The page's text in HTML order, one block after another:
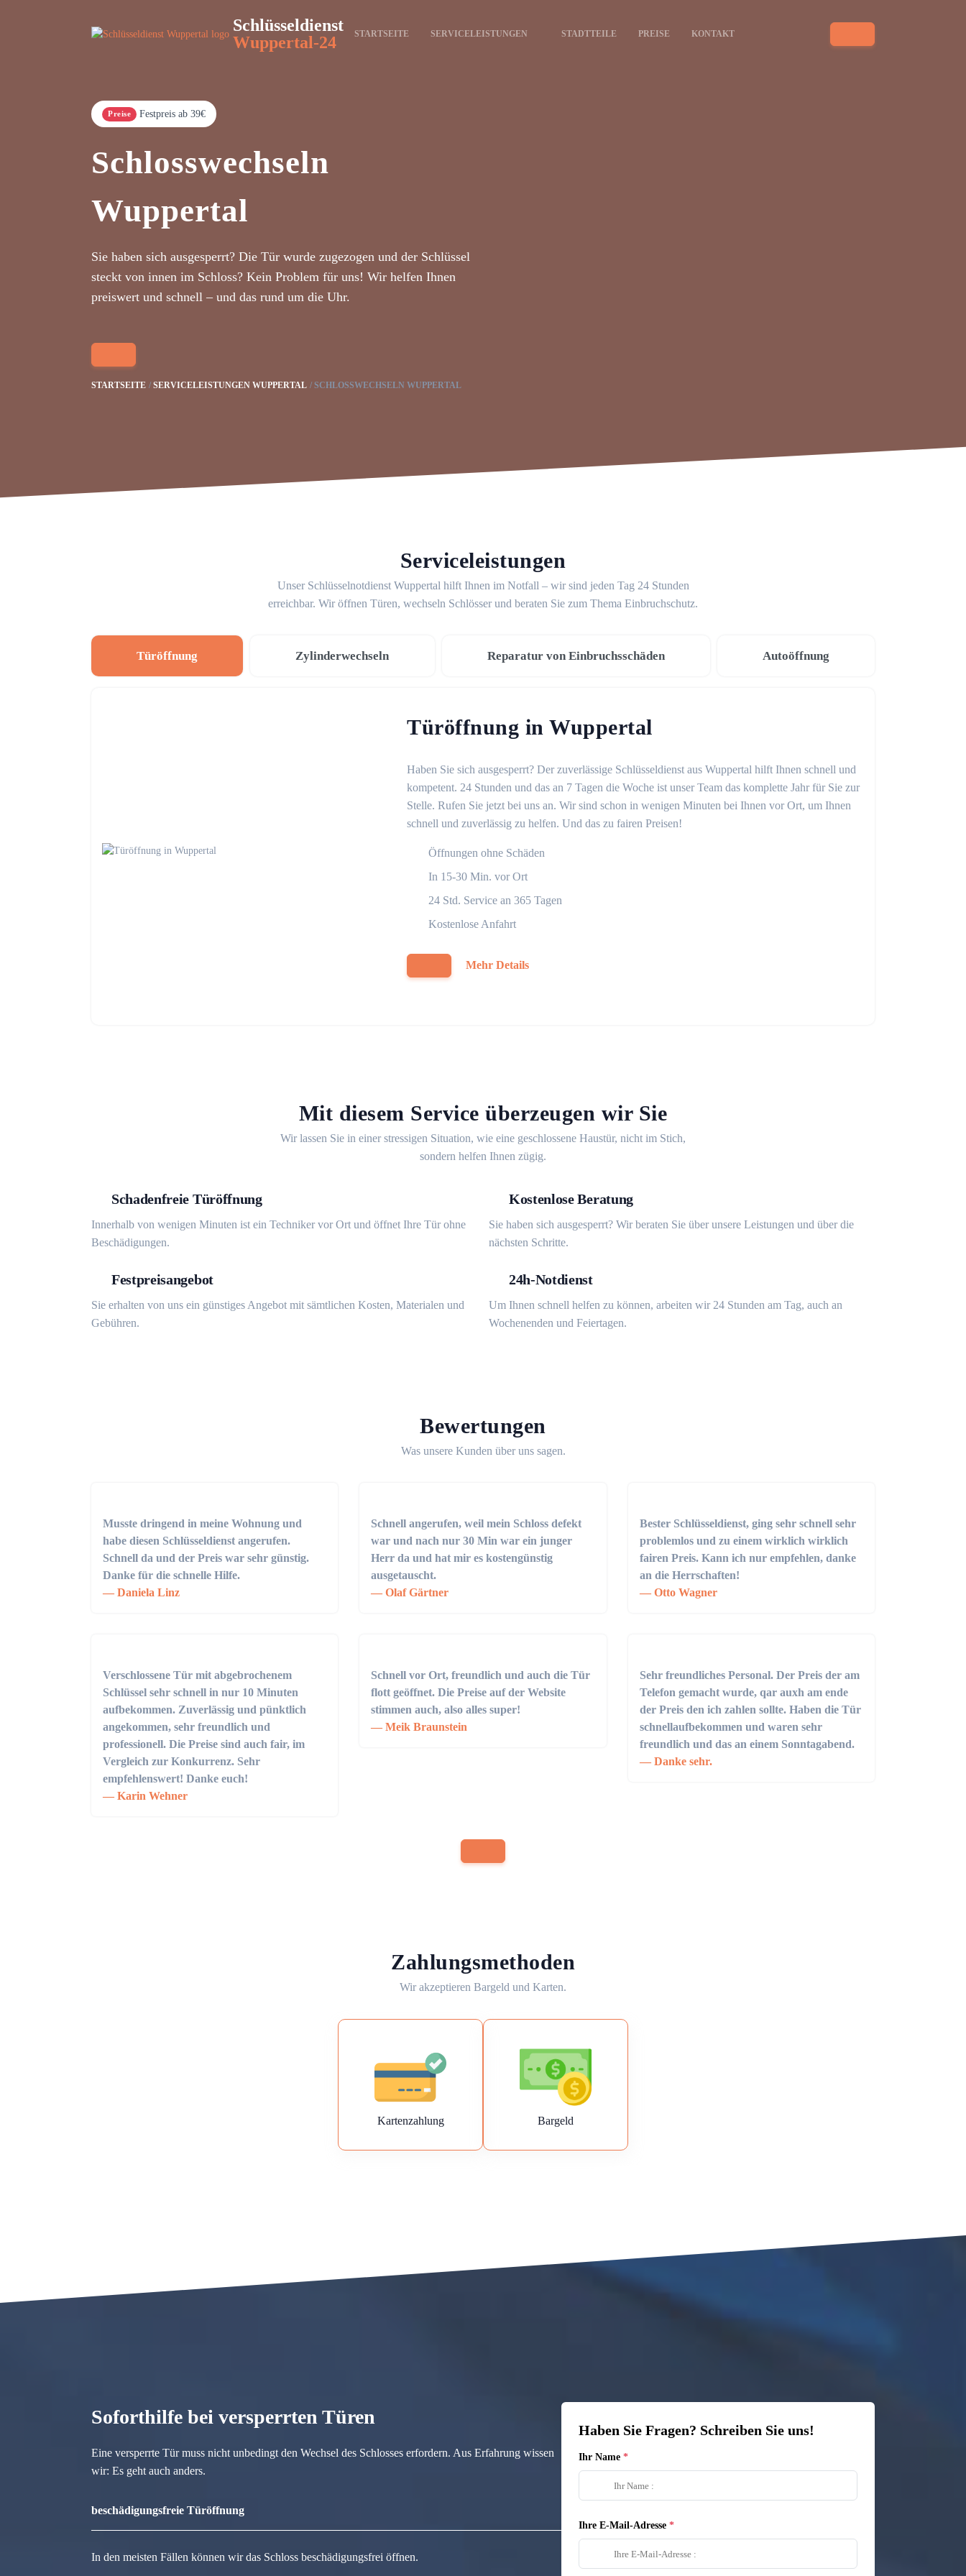
Schlüsseldienst
Wuppertal-24
STARTSEITE SERVICELEISTUNGEN STADTTEILE PREISE KONTAKT
Preise Festpreis ab 39€
Schlosswechseln
Wuppertal
Sie haben sich ausgesperrt? Die Tür wurde zugezogen und der Schlüssel
steckt von innen im Schloss? Kein Problem für uns! Wir helfen Ihnen
preiswert und schnell – und das rund um die Uhr.
STARTSEITE SERVICELEISTUNGEN WUPPERTAL SCHLOSSWECHSELN WUPPERTAL
Serviceleistungen
Unser Schlüsselnotdienst Wuppertal hilft Ihnen im Notfall – wir sind jeden Tag 24 Stunden
erreichbar. Wir öffnen Türen, wechseln Schlösser und beraten Sie zum Thema Einbruchschutz.
Türöffnung Zylinderwechseln Reparatur von Einbruchsschäden Autoöffnung
Türöffnung in Wuppertal
Haben Sie sich ausgesperrt? Der zuverlässige Schlüsseldienst aus Wuppertal hilft Ihnen schnell und
kompetent. 24 Stunden und das an 7 Tagen die Woche ist unser Team das komplette Jahr für Sie zur
Stelle. Rufen Sie jetzt bei uns an. Wir sind schon in wenigen Minuten bei Ihnen vor Ort, um Ihnen
schnell und zuverlässig zu helfen. Und das zu fairen Preisen!
Öffnungen ohne Schäden
In 15-30 Min. vor Ort
24 Std. Service an 365 Tagen
Kostenlose Anfahrt
Mehr Details
Mit diesem Service überzeugen wir Sie
Wir lassen Sie in einer stressigen Situation, wie eine geschlossene Haustür, nicht im Stich,
sondern helfen Ihnen zügig.
Schadenfreie Türöffnung
Innerhalb von wenigen Minuten ist ein Techniker vor Ort und öffnet Ihre Tür ohne
Beschädigungen.
Kostenlose Beratung
Sie haben sich ausgesperrt? Wir beraten Sie über unsere Leistungen und über die
nächsten Schritte.
Festpreisangebot
Sie erhalten von uns ein günstiges Angebot mit sämtlichen Kosten, Materialen und
Gebühren.
24h-Notdienst
Um Ihnen schnell helfen zu können, arbeiten wir 24 Stunden am Tag, auch an
Wochenenden und Feiertagen.
Bewertungen
Was unsere Kunden über uns sagen.
Musste dringend in meine Wohnung und
habe diesen Schlüsseldienst angerufen.
Schnell da und der Preis war sehr günstig.
Danke für die schnelle Hilfe.
Daniela Linz
Schnell angerufen, weil mein Schloss defekt
war und nach nur 30 Min war ein junger
Herr da und hat mir es kostengünstig
ausgetauscht.
Olaf Gärtner
Bester Schlüsseldienst, ging sehr schnell sehr
problemlos und zu einem wirklich wirklich
fairen Preis. Kann ich nur empfehlen, danke
an die Herrschaften!
Otto Wagner
Verschlossene Tür mit abgebrochenem
Schlüssel sehr schnell in nur 10 Minuten
aufbekommen. Zuverlässig und pünktlich
angekommen, sehr freundlich und
professionell. Die Preise sind auch fair, im
Vergleich zur Konkurrenz. Sehr
empfehlenswert! Danke euch!
Karin Wehner
Schnell vor Ort, freundlich und auch die Tür
flott geöffnet. Die Preise auf der Website
stimmen auch, also alles super!
Meik Braunstein
Sehr freundliches Personal. Der Preis der am
Telefon gemacht wurde, qar auxh am ende
der Preis den ich zahlen sollte. Haben die Tür
schnellaufbekommen und waren sehr
freundlich und das an einem Sonntagabend.
Danke sehr.
Zahlungsmethoden
Wir akzeptieren Bargeld und Karten.
Kartenzahlung Bargeld
Soforthilfe bei versperrten Türen
Eine versperrte Tür muss nicht unbedingt den Wechsel des Schlosses erfordern. Aus Erfahrung wissen
wir: Es geht auch anders.
beschädigungsfreie Türöffnung
In den meisten Fällen können wir das Schloss beschädigungsfrei öffnen.
Haben Sie Fragen? Schreiben Sie uns!
Ihr Name
Ihre E-Mail-Adresse